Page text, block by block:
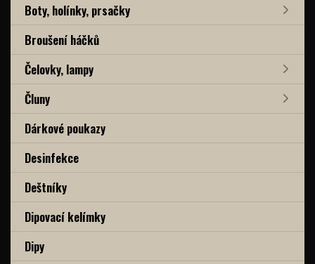
Boty, holínky, prsačky
Broušení háčků
Čelovky, lampy
Čluny
Dárkové poukazy
Desinfekce
Deštníky
Dipovací kelímky
Dipy